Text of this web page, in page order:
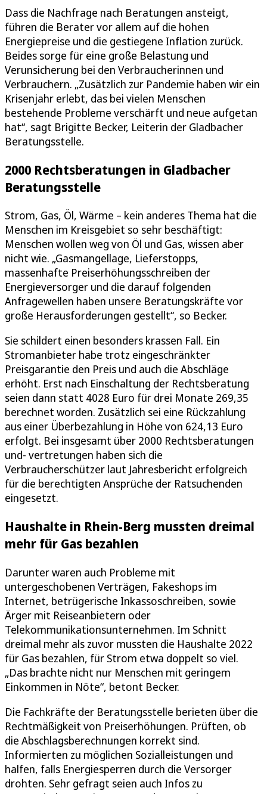
Dass die Nachfrage nach Beratungen ansteigt,
führen die Berater vor allem auf die hohen
Energiepreise und die gestiegene Inflation zurück.
Beides sorge für eine große Belastung und
Verunsicherung bei den Verbraucherinnen und
Verbrauchern. „Zusätzlich zur Pandemie haben wir ein
Krisenjahr erlebt, das bei vielen Menschen
bestehende Probleme verschärft und neue aufgetan
hat“, sagt Brigitte Becker, Leiterin der Gladbacher
Beratungsstelle.
2000 Rechtsberatungen in Gladbacher
Beratungsstelle
Strom, Gas, Öl, Wärme – kein anderes Thema hat die
Menschen im Kreisgebiet so sehr beschäftigt:
Menschen wollen weg von Öl und Gas, wissen aber
nicht wie. „Gasmangellage, Lieferstopps,
massenhafte Preiserhöhungsschreiben der
Energieversorger und die darauf folgenden
Anfragewellen haben unsere Beratungskräfte vor
große Herausforderungen gestellt“, so Becker.
Sie schildert einen besonders krassen Fall. Ein
Stromanbieter habe trotz eingeschränkter
Preisgarantie den Preis und auch die Abschläge
erhöht. Erst nach Einschaltung der Rechtsberatung
seien dann statt 4028 Euro für drei Monate 269,35
berechnet worden. Zusätzlich sei eine Rückzahlung
aus einer Überbezahlung in Höhe von 624,13 Euro
erfolgt. Bei insgesamt über 2000 Rechtsberatungen
und- vertretungen haben sich die
Verbraucherschützer laut Jahresbericht erfolgreich
für die berechtigten Ansprüche der Ratsuchenden
eingesetzt.
Haushalte in Rhein-Berg mussten dreimal
mehr für Gas bezahlen
Darunter waren auch Probleme mit
untergeschobenen Verträgen, Fakeshops im
Internet, betrügerische Inkassoschreiben, sowie
Ärger mit Reiseanbietern oder
Telekommunikationsunternehmen. Im Schnitt
dreimal mehr als zuvor mussten die Haushalte 2022
für Gas bezahlen, für Strom etwa doppelt so viel.
„Das brachte nicht nur Menschen mit geringem
Einkommen in Nöte“, betont Becker.
Die Fachkräfte der Beratungsstelle berieten über die
Rechtmäßigkeit von Preiserhöhungen. Prüften, ob
die Abschlagsberechnungen korrekt sind.
Informierten zu möglichen Sozialleistungen und
halfen, falls Energiesperren durch die Versorger
drohten. Sehr gefragt seien auch Infos zu